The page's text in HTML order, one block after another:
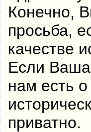
Конечно,
просьба,
качестве
Если Ваша
нам есть
приватно.